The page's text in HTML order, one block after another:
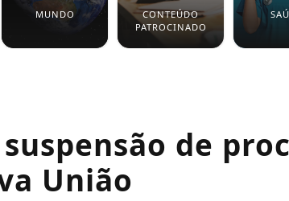
MUNDO
CONTEÚDO
PATROCINADO
de
União